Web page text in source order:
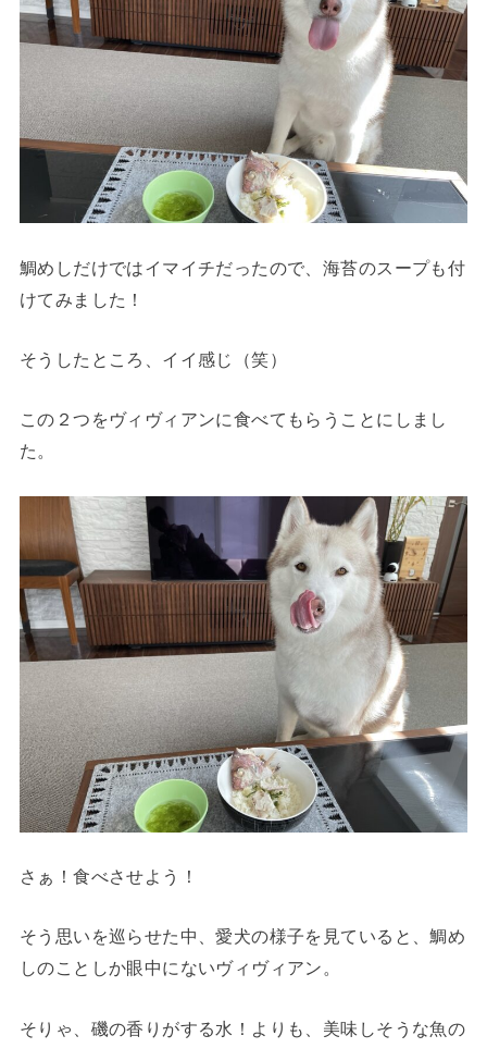
鯛めしだけではイマイチだったので、海苔のスープも付
けてみました！
そうしたところ、イイ感じ（笑）
この２つをヴィヴィアンに食べてもらうことにしまし
た。
さぁ！食べさせよう！
そう思いを巡らせた中、愛犬の様子を見ていると、鯛め
しのことしか眼中にないヴィヴィアン。
そりゃ、磯の香りがする水！よりも、美味しそうな魚の